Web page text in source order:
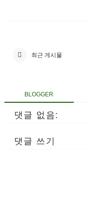
최근 게시물
BLOGGER
댓글 없음:
댓글 쓰기